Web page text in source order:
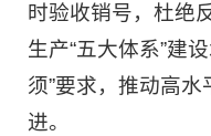
时验收销号，杜绝
生产“五大体系”建
须”要求，推动高
进。